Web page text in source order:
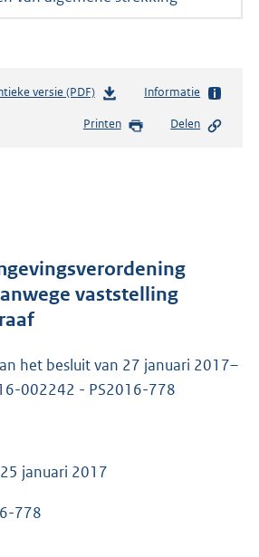
versie (PDF)b
s
r
o
4
b
Informatie
Printen Delen
vaststelling
het besluit van 27 januari 2017–
002242 - PS2016-778
januari 2017
778